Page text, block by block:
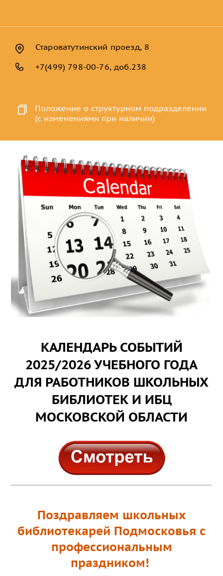
Староватутинский проезд, 8
+7(499) 798-00-76, доб.238
Положение о структурном подразделении
(с изменениями при наличии)
КАЛЕНДАРЬ СОБЫТИЙ
2025/2026 УЧЕБНОГО ГОДА
ДЛЯ РАБОТНИКОВ ШКОЛЬНЫХ
БИБЛИОТЕК И ИБЦ
МОСКОВСКОЙ ОБЛАСТИ
Поздравляем школьных
библиотекарей Подмосковья с
профессиональным
праздником!